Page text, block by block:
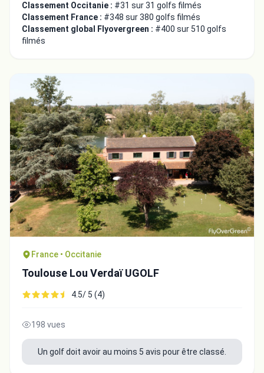
Classement Occitanie : #31 sur 31 golfs filmés
Classement France : #348 sur 380 golfs filmés
Classement global Flyovergreen : #400 sur 510 golfs
filmés
France • Occitanie
Toulouse Lou Verdaï UGOLF
4.5/ 5 (4)
198 vues
Un golf doit avoir au moins 5 avis pour être classé.